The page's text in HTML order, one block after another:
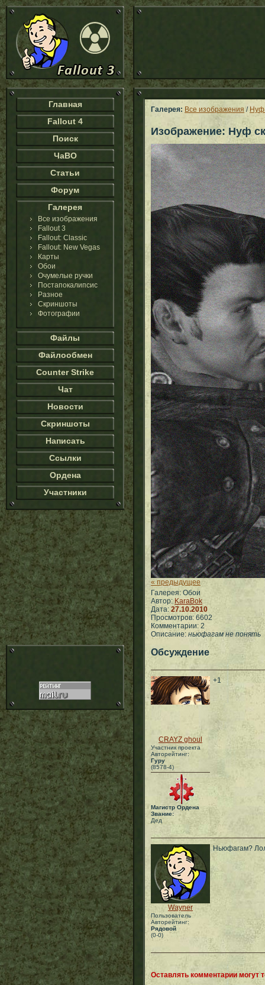
Главная
Fallout 4
Поиск
ЧаВО
Статьи
Форум
Галерея
Все изображения
Fallout 3
Fallout: Classic
Fallout: New Vegas
Карты
Обои
Очумелые ручки
Постапокалипсис
Разное
Скриншоты
Фотографии
Файлы
Файлообмен
Counter Strike
Чат
Новости
Скриншоты
Написать
Ссылки
Ордена
Участники
Галерея: Все изображения / Нуф
Изображение: Нуф
« предыдущее
Галерея: Обои
Автор: KaraBok
Дата: 27.10.2010
Просмотров: 6602
Комментарии: 2
Описание: ньюфагам не понять
Обсуждение
CRAYZ ghoul
Участник проекта
Авторейтинг:
Гуру
(8578-4)
Магистр Ордена
Звание:
Дед
+1
Wayner
Пользователь
Авторейтинг:
Рядовой
(0-0)
Ньюфагам?
Оставлять комментарии могут